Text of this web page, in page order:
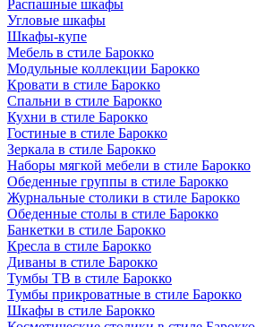
Распашные шкафы
Угловые шкафы
Шкафы-купе
Мебель в стиле Барокко
Модульные коллекции Барокко
Кровати в стиле Барокко
Спальни в стиле Барокко
Кухни в стиле Барокко
Гостиные в стиле Барокко
Зеркала в стиле Барокко
Наборы мягкой мебели в стиле Барокко
Обеденные группы в стиле Барокко
Журнальные столики в стиле Барокко
Обеденные столы в стиле Барокко
Банкетки в стиле Барокко
Кресла в стиле Барокко
Диваны в стиле Барокко
Тумбы ТВ в стиле Барокко
Тумбы прикроватные в стиле Барокко
Шкафы в стиле Барокко